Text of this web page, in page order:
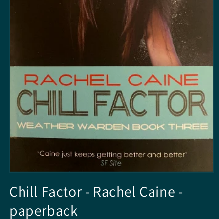
1
in
Chill Factor - Rachel Caine -
paperback